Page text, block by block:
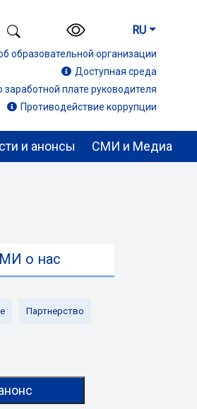
RU
образовательной организации
Доступная среда
заработной плате руководителя
Противодействие коррупции
и анонсы СМИ и Медиа
о нас
Партнерство